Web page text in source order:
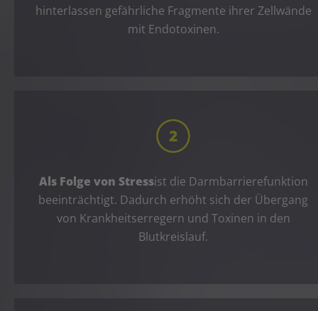
hinterlassen gefährliche Fragmente ihrer Zellwände
mit Endotoxinen.
Als Folge von Stressist die Darmbarrierefunktion
beeinträchtigt. Dadurch erhöht sich der Übergang
von Krankheitserregern und Toxinen in den
Blutkreislauf.